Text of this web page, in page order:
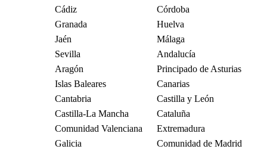
Cádiz
Córdoba
Granada
Huelva
Jaén
Málaga
Sevilla
Andalucía
Aragón
Principado de Asturias
Islas Baleares
Canarias
Cantabria
Castilla y León
Castilla-La Mancha
Cataluña
Comunidad Valenciana
Extremadura
Galicia
Comunidad de Madrid